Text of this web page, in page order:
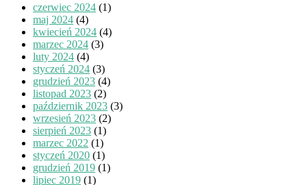
czerwiec 2024 (1)
maj 2024 (4)
kwiecień 2024 (4)
marzec 2024 (3)
luty 2024 (4)
styczeń 2024 (3)
grudzień 2023 (4)
listopad 2023 (2)
październik 2023 (3)
wrzesień 2023 (2)
sierpień 2023 (1)
marzec 2022 (1)
styczeń 2020 (1)
grudzień 2019 (1)
lipiec 2019 (1)